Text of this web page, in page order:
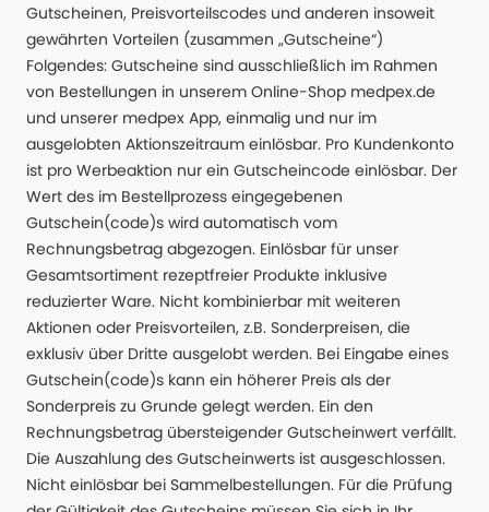
Gutscheinen, Preisvorteilscodes und anderen insoweit
gewährten Vorteilen (zusammen „Gutscheine“)
Folgendes: Gutscheine sind ausschließlich im Rahmen
von Bestellungen in unserem Online-Shop medpex.de
und unserer medpex App, einmalig und nur im
ausgelobten Aktionszeitraum einlösbar. Pro Kundenkonto
ist pro Werbeaktion nur ein Gutscheincode einlösbar. Der
Wert des im Bestellprozess eingegebenen
Gutschein(code)s wird automatisch vom
Rechnungsbetrag abgezogen. Einlösbar für unser
Gesamtsortiment rezeptfreier Produkte inklusive
reduzierter Ware. Nicht kombinierbar mit weiteren
Aktionen oder Preisvorteilen, z.B. Sonderpreisen, die
exklusiv über Dritte ausgelobt werden. Bei Eingabe eines
Gutschein(code)s kann ein höherer Preis als der
Sonderpreis zu Grunde gelegt werden. Ein den
Rechnungsbetrag übersteigender Gutscheinwert verfällt.
Die Auszahlung des Gutscheinwerts ist ausgeschlossen.
Nicht einlösbar bei Sammelbestellungen. Für die Prüfung